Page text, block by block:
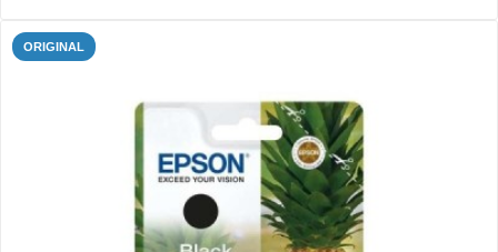
ORIGINAL